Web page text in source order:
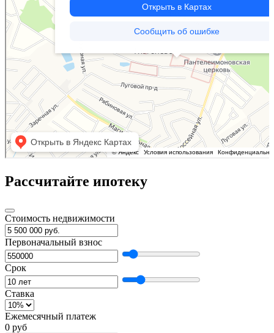
Рассчитайте ипотеку
Стоимость недвижимости
Первоначальный взнос
Срок
Ставка
Ежемесячный платеж
0 руб